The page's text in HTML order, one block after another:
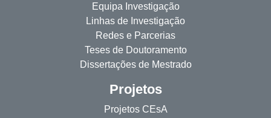
Equipa Investigação
Linhas de Investigação
Redes e Parcerias
Teses de Doutoramento
Dissertações de Mestrado
Projetos
Projetos CEsA